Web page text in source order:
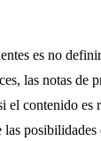
es no
las notas de
el contenido es